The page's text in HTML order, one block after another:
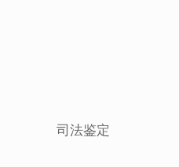
司法鉴定